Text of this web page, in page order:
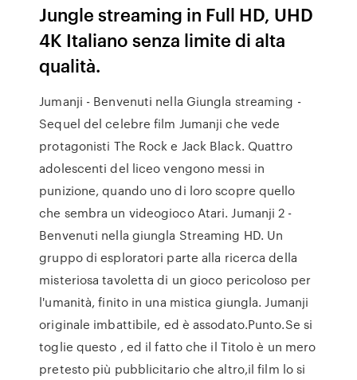
Jungle streaming in Full HD, UHD
4K Italiano senza limite di alta
qualità.
Jumanji - Benvenuti nella Giungla streaming -
Sequel del celebre film Jumanji che vede
protagonisti The Rock e Jack Black. Quattro
adolescenti del liceo vengono messi in
punizione, quando uno di loro scopre quello
che sembra un videogioco Atari. Jumanji 2 -
Benvenuti nella giungla Streaming HD. Un
gruppo di esploratori parte alla ricerca della
misteriosa tavoletta di un gioco pericoloso per
l'umanità, finito in una mistica giungla. Jumanji
originale imbattibile, ed è assodato.Punto.Se si
toglie questo , ed il fatto che il Titolo è un mero
pretesto più pubblicitario che altro,il film lo si